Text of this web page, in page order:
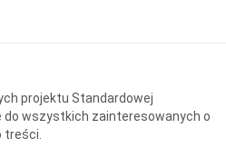
projektu Standardowej
do wszystkich zainteresowanych o
treści.